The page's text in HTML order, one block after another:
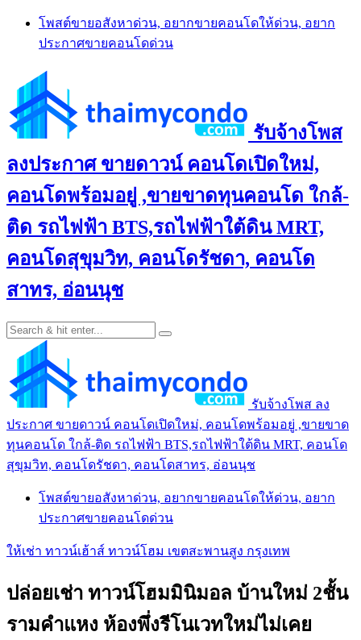
Skip
content
โพสต์ขายอสังหาด่วน, อยากขายคอนโดให้ด่วน, อยาก
ประกาศขายคอนโดด่วน
รับจ้างโพส
ลงประกาศ ขายดาวน์ คอนโดเปิดใหม่,
คอนโดพร้อมอยู่ ,ขายขาดทุนคอนโด ใกล้-
ติด รถไฟฟ้า BTS,รถไฟฟ้าใต้ดิน MRT,
คอนโดสุขุมวิท, คอนโดรัชดา, คอนโด
สาทร, อ่อนนุช
รับจ้างโพส ลง
ประกาศ ขายดาวน์ คอนโดเปิดใหม่, คอนโดพร้อมอยู่ ,ขายขาด
ทุนคอนโด ใกล้-ติด รถไฟฟ้า BTS,รถไฟฟ้าใต้ดิน MRT, คอนโด
สุขุมวิท, คอนโดรัชดา, คอนโดสาทร, อ่อนนุช
โพสต์ขายอสังหาด่วน, อยากขายคอนโดให้ด่วน, อยาก
ประกาศขายคอนโดด่วน
ให้เช่า ทาวน์เฮ้าส์ ทาวน์โฮม เขตสะพานสูง กรุงเทพ
ปล่อยเช่า ทาวน์โฮมมินิมอล บ้านใหม่ 2ชั้น
รามคำแหง ห้องพึ่งรีโนเวทใหม่ไม่เคย